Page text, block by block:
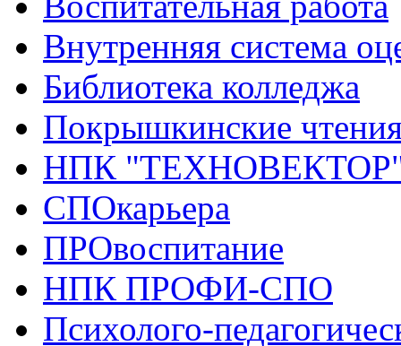
Внутренняя система
Библиотека колледжа
Покрышкинские
НПК
СПОкарьера
ПРОвоспитание
НПК ПРОФИ-СПО
Психолого-